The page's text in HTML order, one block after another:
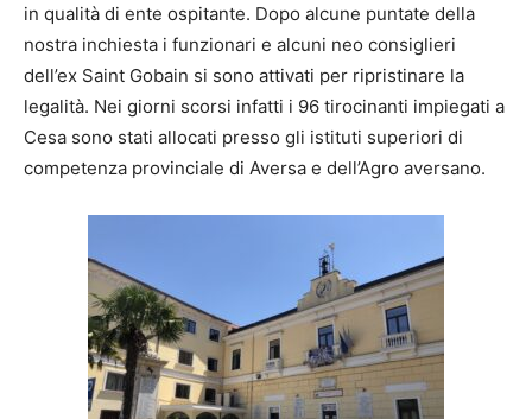
in qualità di ente ospitante. Dopo alcune puntate della
nostra inchiesta i funzionari e alcuni neo consiglieri
dell’ex Saint Gobain si sono attivati per ripristinare la
legalità. Nei giorni scorsi infatti i 96 tirocinanti impiegati a
Cesa sono stati allocati presso gli istituti superiori di
competenza provinciale di Aversa e dell’Agro aversano.